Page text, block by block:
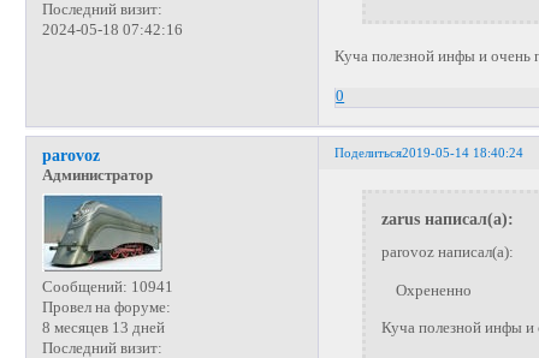
Последний визит:
2024-05-18 07:42:16
Куча полезной инфы и очень
0
Поделиться2019-05-14 18:40:24
parovoz
Администратор
Сообщений: 10941
Провел на форуме:
8 месяцев 13 дней
Последний визит:
zarus написал(а):
parovoz написал(а):
Охрененно
Куча полезной инфы и